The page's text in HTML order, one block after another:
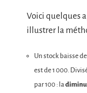
Voici quelques
illustrer la
Un stock baisse
est de 1 000.
par 100 : la